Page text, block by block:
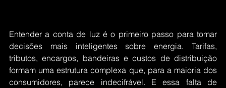
Entender a conta de luz é o primeiro passo para tomar
decisões mais inteligentes sobre energia. Tarifas,
tributos, encargos, bandeiras e custos de distribuição
formam uma estrutura complexa que, para a maioria dos
consumidores, parece indecifrável. E essa falta de